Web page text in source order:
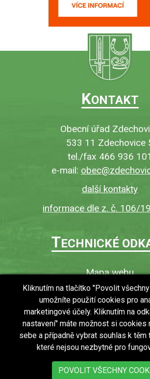
KONTAKT
Obecní úřad
533 11 Zdechovice
tel./fax 466 936 101
e-mail:
další kontakty
informace dle z. č. 106/
TECHNICKÉ
Mapa webu
O webu
Povinně zveřejňované
Ochrana osobních údajů
Vyhledávání
RSS
Bezbariérový přístup v
Kliknutím na tlačítko "Povolit
umožníte použití cookies pro
marketingové účely. Kliknutím na
nastavení" máte možnost si cookies
sebe a případně vybrat souhlas k
které nejsou nezbytné pro
POVOLIT VŠECHNY